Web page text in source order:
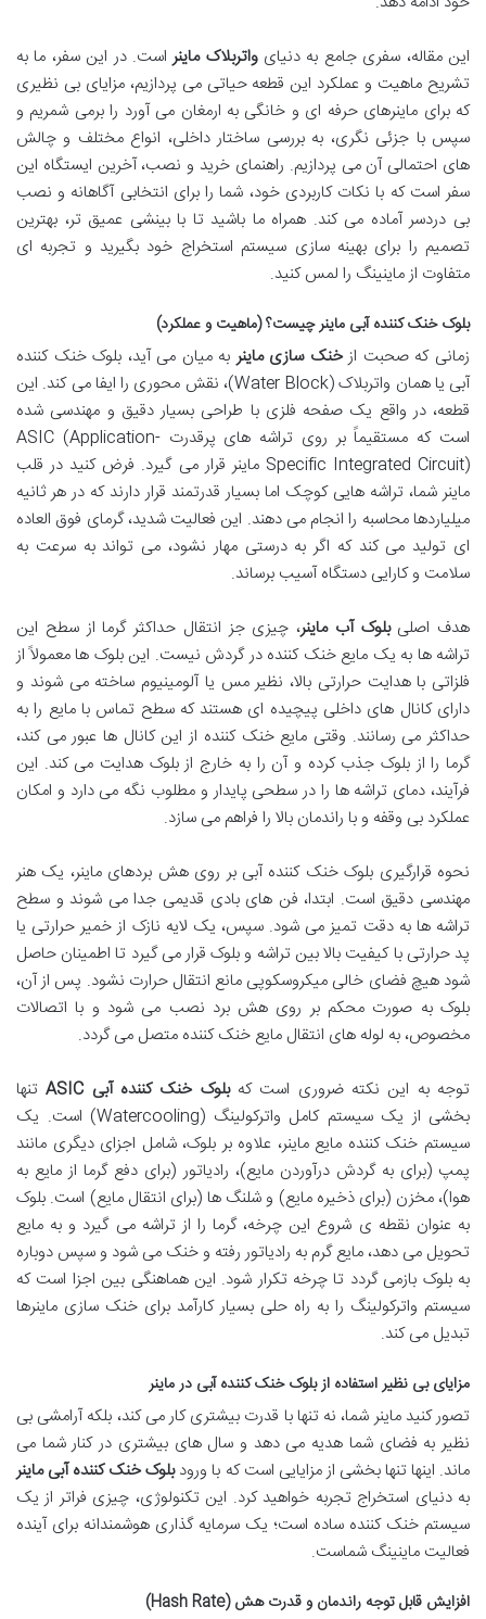
این مقاله، سفری جامع به دنیایواتربلاک ماینراست. در این سفر، ما به
تشریح ماهیت و عملکرد این قطعه حیاتی می پردازیم، مزایای بی نظیری
که برای ماینرهای حرفه ای و خانگی به ارمغان می آورد را برمی شمریم و
سپس با جزئی نگری، به بررسی ساختار داخلی، انواع مختلف و چالش
های احتمالی آن می پردازیم. راهنمای خرید و نصب، آخرین ایستگاه این
سفر است که با نکات کاربردی خود، شما را برای انتخابی آگاهانه و نصب
بی دردسر آماده می کند. همراه ما باشید تا با بینشی عمیق تر، بهترین
تصمیم را برای بهینه سازی سیستم استخراج خود بگیرید و تجربه ای
متفاوت از ماینینگ را لمس کنید.
بلوک خنک کننده آبی ماینر چیست؟ (ماهیت و عملکرد)
زمانی که صحبت ازخنک سازی ماینر به میان می آید، بلوک خنک کننده
آبی یا همان واتربلاک (Water Block)، نقش محوری را ایفا می کند. این
قطعه، در واقع یک صفحه فلزی با طراحی بسیار دقیق و مهندسی شده
است که مستقیماً بر روی تراشه های پرقدرت ASIC (Application-
Specific Integrated Circuit) ماینر قرار می گیرد. فرض کنید در قلب
ماینر شما، تراشه هایی کوچک اما بسیار قدرتمند قرار دارند که در هر ثانیه
میلیاردها محاسبه را انجام می دهند. این فعالیت شدید، گرمای فوق العاده
ای تولید می کند که اگر به درستی مهار نشود، می تواند به سرعت به
سلامت و کارایی دستگاه آسیب برساند.
هدف اصلیبلوک آب ماینر، چیزی جز انتقال حداکثر گرما از سطح این
تراشه ها به یک مایع خنک کننده در گردش نیست. این بلوک ها معمولاً از
فلزاتی با هدایت حرارتی بالا، نظیر مس یا آلومینیوم ساخته می شوند و
دارای کانال های داخلی پیچیده ای هستند که سطح تماس با مایع را به
حداکثر می رسانند. وقتی مایع خنک کننده از این کانال ها عبور می کند،
گرما را از بلوک جذب کرده و آن را به خارج از بلوک هدایت می کند. این
فرآیند، دمای تراشه ها را در سطحی پایدار و مطلوب نگه می دارد و امکان
عملکرد بی وقفه و با راندمان بالا را فراهم می سازد.
نحوه قرارگیری بلوک خنک کننده آبی بر روی هش بردهای ماینر، یک هنر
مهندسی دقیق است. ابتدا، فن های بادی قدیمی جدا می شوند و سطح
تراشه ها به دقت تمیز می شود. سپس، یک لایه نازک از خمیر حرارتی یا
پد حرارتی با کیفیت بالا بین تراشه و بلوک قرار می گیرد تا اطمینان حاصل
شود هیچ فضای خالی میکروسکوپی مانع انتقال حرارت نشود. پس از آن،
بلوک به صورت محکم بر روی هش برد نصب می شود و با اتصالات
مخصوص، به لوله های انتقال مایع خنک کننده متصل می گردد.
توجه به این نکته ضروری است کهبلوک خنک کننده آبی ASIC
تنها
بخشی از یک سیستم کامل واترکولینگ (Watercooling) است. یک
سیستم خنک کننده مایع ماینر، علاوه بر بلوک، شامل اجزای دیگری مانند
پمپ (برای به گردش درآوردن مایع)، رادیاتور (برای دفع گرما از مایع به
هوا)، مخزن (برای ذخیره مایع) و شلنگ ها (برای انتقال مایع) است. بلوک
به عنوان نقطه ی شروع این چرخه، گرما را از تراشه می گیرد و به مایع
تحویل می دهد، مایع گرم به رادیاتور رفته و خنک می شود و سپس دوباره
به بلوک بازمی گردد تا چرخه تکرار شود. این هماهنگی بین اجزا است که
سیستم واترکولینگ را به راه حلی بسیار کارآمد برای خنک سازی ماینرها
تبدیل می کند.
مزایای بی نظیر استفاده از بلوک خنک کننده آبی در ماینر
تصور کنید ماینر شما، نه تنها با قدرت بیشتری کار می کند، بلکه آرامشی بی
نظیر به فضای شما هدیه می دهد و سال های بیشتری در کنار شما می
ماند. اینها تنها بخشی از مزایایی است که با ورودبلوک خنک کننده آبی ماینر
به دنیای استخراج تجربه خواهید کرد. این تکنولوژی، چیزی فراتر از یک
سیستم خنک کننده ساده است؛ یک سرمایه گذاری هوشمندانه برای آینده
فعالیت ماینینگ شماست.
افزایش قابل توجه راندمان و قدرت هش (Hash Rate)